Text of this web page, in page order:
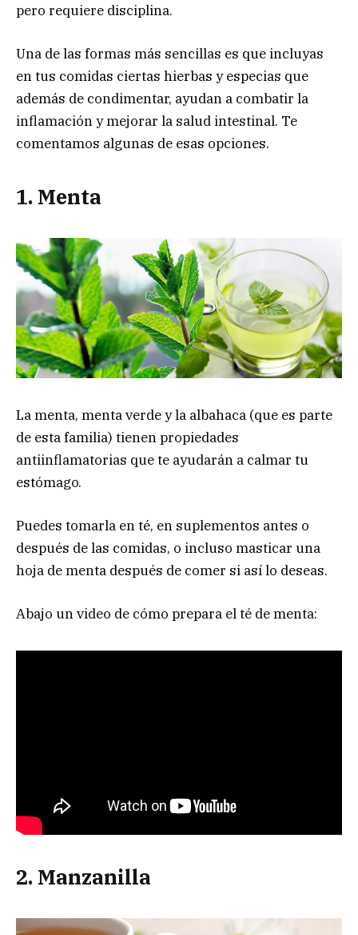
pero requiere disciplina.
Una de las formas más sencillas es que incluyas
en tus comidas ciertas hierbas y especias que
además de condimentar, ayudan a combatir la
inflamación y mejorar la salud intestinal. Te
comentamos algunas de esas opciones.
1. Menta
La menta, menta verde y la albahaca (que es parte
de esta familia) tienen propiedades
antiinflamatorias que te ayudarán a calmar tu
estómago.
Puedes tomarla en té, en suplementos antes o
después de las comidas, o incluso masticar una
hoja de menta después de comer si así lo deseas.
Abajo un video de cómo prepara el té de menta:
2. Manzanilla